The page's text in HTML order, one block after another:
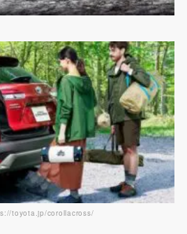
toyota.jp/corollacross/